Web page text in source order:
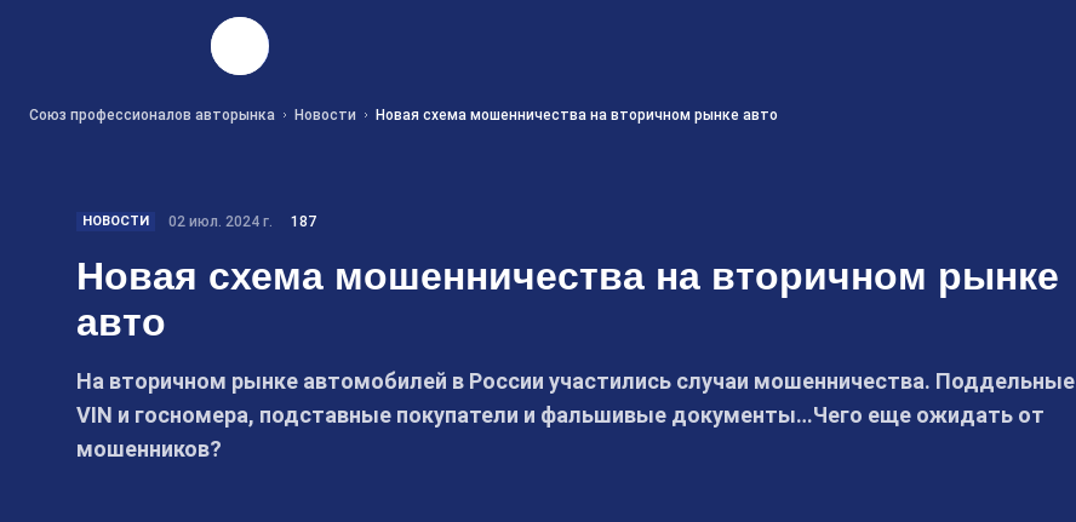
Союз профессионалов авторынка Новости Новая схема мошенничества на вторичном рынке авто
НОВОСТИ 02 июл. 2024 г. 187
Новая схема мошенничества на вторичном рынке
авто
На вторичном рынке автомобилей в России участились случаи мошенничества. Поддельные
VIN и госномера, подставные покупатели и фальшивые документы…Чего еще ожидать от
мошенников?